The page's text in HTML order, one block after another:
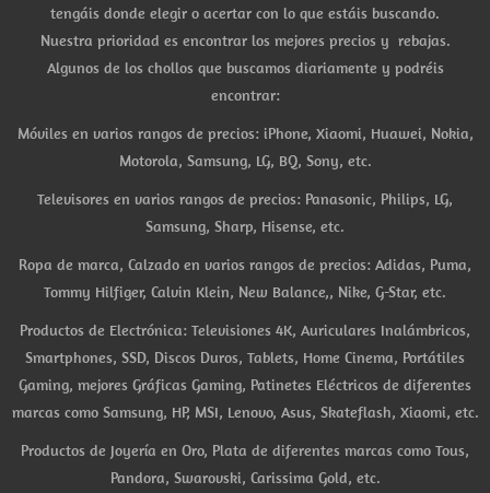
tengáis donde elegir o acertar con lo que estáis buscando.
Nuestra prioridad es encontrar los mejores precios y rebajas.
Algunos de los chollos que buscamos diariamente y podréis
encontrar:
Móviles en varios rangos de precios: iPhone, Xiaomi, Huawei, Nokia,
Motorola, Samsung, LG, BQ, Sony, etc.
Televisores en varios rangos de precios: Panasonic, Philips, LG,
Samsung, Sharp, Hisense, etc.
Ropa de marca, Calzado en varios rangos de precios: Adidas, Puma,
Tommy Hilfiger, Calvin Klein, New Balance,, Nike, G-Star, etc.
Productos de Electrónica: Televisiones 4K, Auriculares Inalámbricos,
Smartphones, SSD, Discos Duros, Tablets, Home Cinema, Portátiles
Gaming, mejores Gráficas Gaming, Patinetes Eléctricos de diferentes
marcas como Samsung, HP, MSI, Lenovo, Asus, Skateflash, Xiaomi, etc.
Productos de Joyería en Oro, Plata de diferentes marcas como Tous,
Pandora, Swarovski, Carissima Gold, etc.